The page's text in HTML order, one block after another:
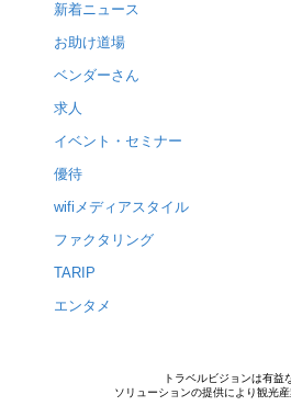
新着ニュース
お助け道場
ベンダーさん
求人
イベント・セミナー
優待
wifiメディアスタイル
ファクタリング
TARIP
エンタメ
トラベルビジョンは有益
ソリューションの提供により観光産